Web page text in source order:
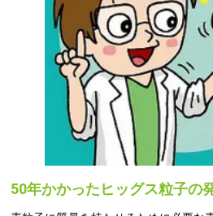
50年かかったヒッグス粒子の